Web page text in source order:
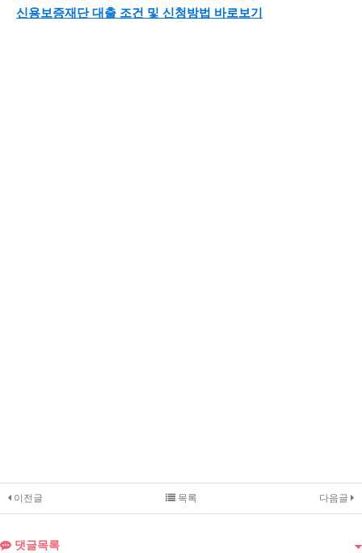
신용보증재단 대출 조건 및 신청방법 바로보기
이전글 다음글
목록
댓글목록